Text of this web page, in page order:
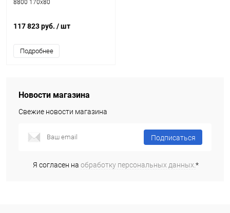
8800 170x80
117 823 руб. / шт
Подробнее
Новости магазина
Свежие новости магазина
Подписаться
Я согласен на обработку персональных данных.*